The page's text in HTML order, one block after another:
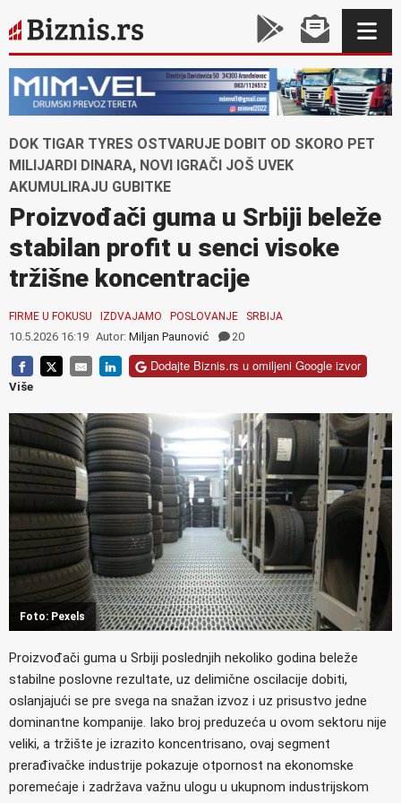
DOK TIGAR TYRES OSTVARUJE DOBIT OD SKORO PET
MILIJARDI DINARA, NOVI IGRAČI JOŠ UVEK
AKUMULIRAJU GUBITKE
Proizvođači guma u Srbiji beleže
stabilan profit u senci visoke
tržišne koncentracije
FIRME U FOKUSU IZDVAJAMO POSLOVANJE SRBIJA
10.5.2026 16:19 Autor: Miljan Paunović 20
Dodajte Biznis.rs u omiljeni Google izvor
Više
Foto: Pexels
Proizvođači guma u Srbiji poslednjih nekoliko godina beleže
stabilne poslovne rezultate, uz delimične oscilacije dobiti,
oslanjajući se pre svega na snažan izvoz i uz prisustvo jedne
dominantne kompanije. Iako broj preduzeća u ovom sektoru nije
veliki, a tržište je izrazito koncentrisano, ovaj segment
prerađivačke industrije pokazuje otpornost na ekonomske
poremećaje i zadržava važnu ulogu u ukupnom industrijskom